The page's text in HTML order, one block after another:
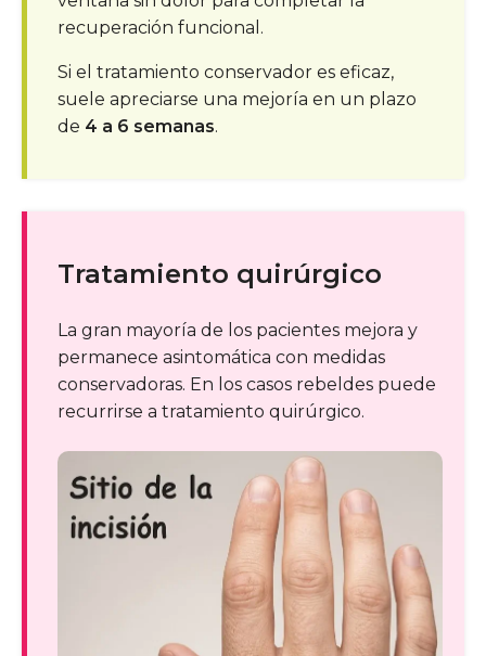
recuperación funcional.
Si el tratamiento conservador es eficaz,
suele apreciarse una mejoría en un plazo
de 4 a 6 semanas.
Tratamiento quirúrgico
La gran mayoría de los pacientes mejora y
permanece asintomática con medidas
conservadoras. En los casos rebeldes puede
recurrirse a tratamiento quirúrgico.